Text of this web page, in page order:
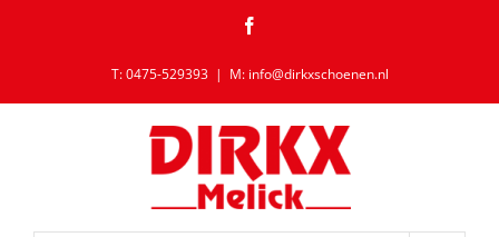
T: 0475-529393 | M: info@dirkxschoenen.nl